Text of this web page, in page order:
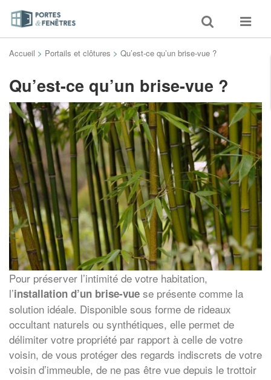
Toggle
search
Toggle
Accueil > Portails et clôtures > Qu’est-ce qu’un brise-vue ?
Qu’est-ce qu’un brise-vue ?
Pour préserver l’intimité de votre habitation,
l’installation d’un brise-vue se présente comme la
solution idéale. Disponible sous forme de rideaux
occultant naturels ou synthétiques, elle permet de
délimiter votre propriété par rapport à celle de votre
voisin, de vous protéger des regards indiscrets de votre
voisin d’immeuble, de ne pas être vue depuis le trottoir